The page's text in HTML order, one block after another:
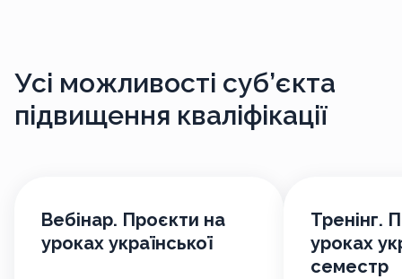
Усі можливості суб’єкта
підвищення кваліфікації
Вебінар. Проєкти на
уроках української
Тренінг.
уроках
семестр